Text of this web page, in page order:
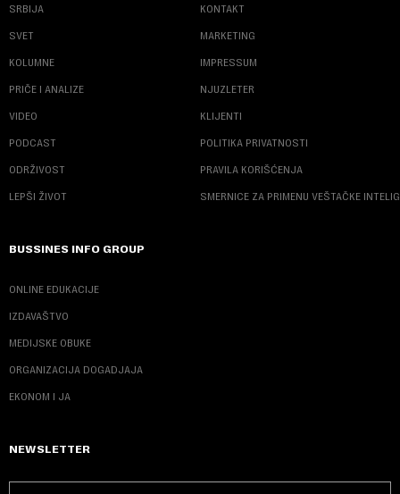
SRBIJA
SVET
KOLUMNE
PRIČE I ANALIZE
VIDEO
PODCAST
ODRŽIVOST
LEPŠI ŽIVOT
KONTAKT
MARKETING
IMPRESSUM
NJUZLETER
KLIJENTI
POLITIKA PRIVATNOSTI
PRAVILA KORIŠĆENJA
SMERNICE ZA PRIMENU VEŠTAČKE
BUSSINES INFO GROUP
ONLINE EDUKACIJE
IZDAVAŠTVO
MEDIJSKE OBUKE
ORGANIZACIJA DOGADJAJA
EKONOM I JA
NEWSLETTER